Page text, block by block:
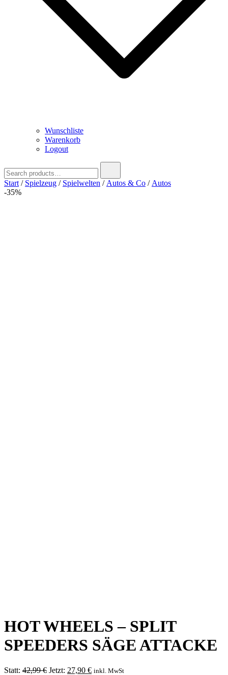
Wunschliste
Warenkorb
Logout
for:
Start / Spielzeug / Spielwelten / Autos & Co / Autos
-35%
HOT WHEELS – SPLIT
SPEEDERS SÄGE ATTACKE
Statt: 42,99€ Ursprünglicher
Jetzt: 27,90 €Aktueller
inkl. MwSt